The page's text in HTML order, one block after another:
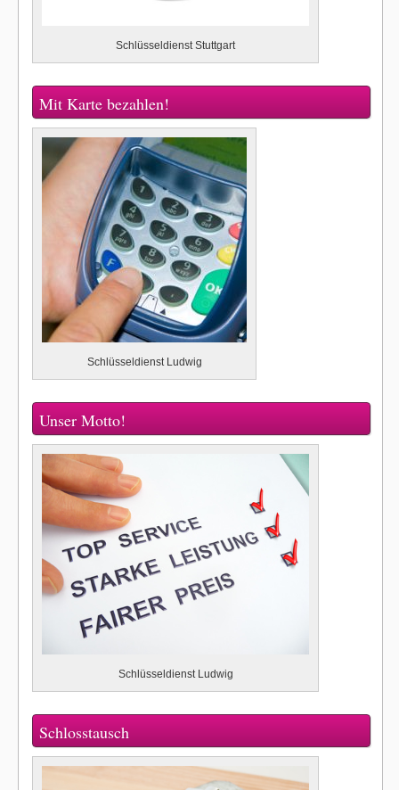
Schlüsseldienst Stuttgart
Mit Karte bezahlen!
Schlüsseldienst Ludwig
Unser Motto!
Schlüsseldienst Ludwig
Schlosstausch